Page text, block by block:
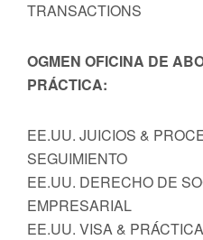
TRANSACTIONS
OGMEN OFICINA DE
PRÁCTICA:
EE.UU. JUICIOS &
SEGUIMIENTO
EE.UU. DERECHO DE
EMPRESARIAL
EE.UU. VISA &